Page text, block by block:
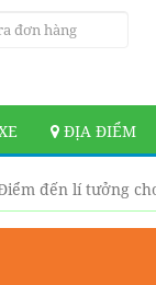
ĐỊA ĐIỂM
đến lí tưởng